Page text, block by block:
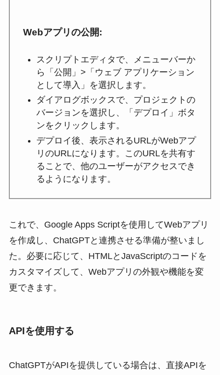
Webアプリの公開:
スクリプトエディタで、メニューバーか
ら「公開」>「ウェブ アプリケーション
として導入」を選択します。
ダイアログボックスで、プロジェクトの
バージョンを選択し、「デプロイ」ボタ
ンをクリックします。
デプロイ後、表示されるURLがWebアプ
リのURLになります。このURLを共有す
ることで、他のユーザーがアクセスでき
るようになります。
これで、Google Apps Scriptを使用してWebアプリ
を作成し、ChatGPTと連携させる準備が整いまし
た。必要に応じて、HTMLとJavaScriptのコードを
カスタマイズして、Webアプリの外観や機能を変
更できます。
APIを使用する
ChatGPTがAPIを提供している場合は、直接APIを